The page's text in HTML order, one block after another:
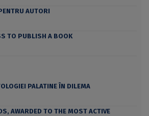
AUTORI
TO PUBLISH A BOOK
PALATINE ÎN DILEMA
AWARDED TO THE MOST ACTIVE